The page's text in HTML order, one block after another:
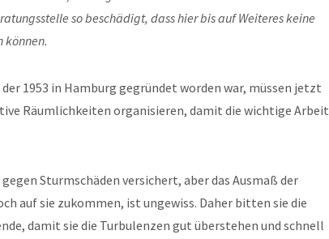
so beschädigt, dass hier bis auf Weiteres keine
können.
1953 in Hamburg gegründet worden war, müssen jetzt
Räumlichkeiten organisieren, damit die wichtige Arbeit
Sturmschäden versichert, aber das Ausmaß der
auf sie zukommen, ist ungewiss. Daher bitten sie die
damit sie die Turbulenzen gut überstehen und schnell